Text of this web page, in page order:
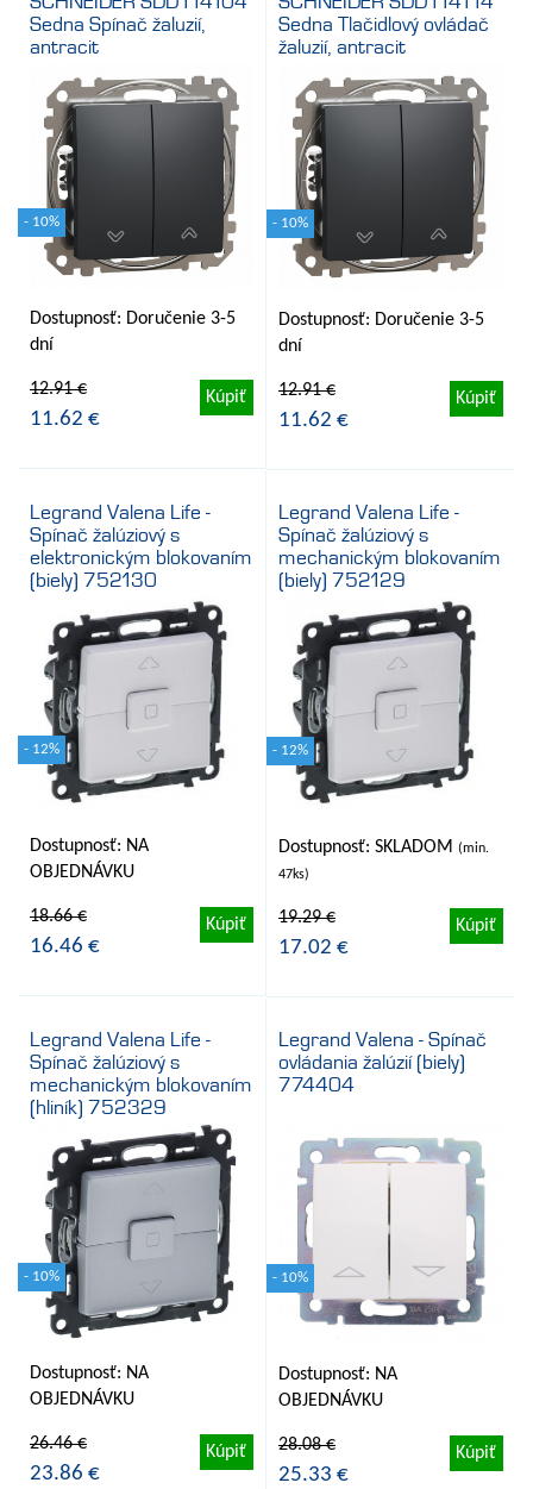
Sedna Spínač žaluzií,
antracit
- 10%
Dostupnosť: Doručenie 3-5
dní
12.91 €
11.62 €
Kúpiť
Sedna Tlačidlový ovládač
žaluzií, antracit
- 10%
Dostupnosť: Doručenie 3-5
dní
12.91 €
11.62 €
Kúpiť
Legrand Valena Life -
Spínač žalúziový s
elektronickým blokovaním
(biely) 752130
- 12%
Dostupnosť: NA
OBJEDNÁVKU
18.66 €
16.46 €
Kúpiť
Legrand Valena Life -
Spínač žalúziový s
mechanickým blokovaním
(biely) 752129
- 12%
Dostupnosť: SKLADOM (min.
47ks)
19.29 €
17.02 €
Kúpiť
Legrand Valena Life -
Spínač žalúziový s
mechanickým blokovaním
(hliník) 752329
- 10%
Dostupnosť: NA
OBJEDNÁVKU
26.46 €
23.86 €
Kúpiť
Legrand Valena - Spínač
ovládania žalúzií (biely)
774404
- 10%
Dostupnosť: NA
OBJEDNÁVKU
28.08 €
25.33 €
Kúpiť